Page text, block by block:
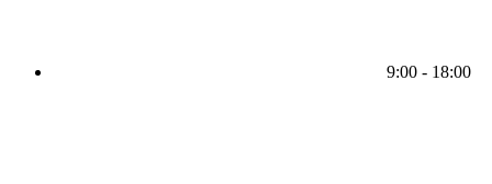
9:00 - 18:00